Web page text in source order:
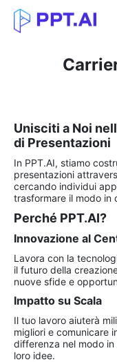
Unisciti a Noi
di Presentazioni
In PPT.AI, stiamo
presentazioni
cercando individui
trasformare il modo in
Perché PPT.AI?
Innovazione al
Lavora con la
il futuro della
nuove sfide e
Impatto su Scala
Il tuo lavoro aiuterà
migliori e comunicare
differenza nel modo
loro idee.